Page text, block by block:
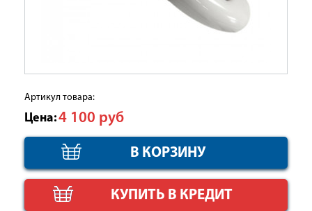
Артикул товара:
Цена:4 100 руб
КУПИТЬ В КРЕДИТ